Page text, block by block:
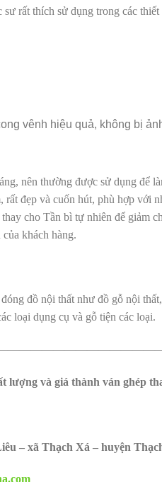
sư rất thích sử dụng trong các
vênh hiệu quả, không bị
nên thường được sử dụng để
đẹp và cuốn hút, phù hợp với
cho Tần bì tự nhiên để giảm
khách hàng.
đồ nội thất như đồ gỗ nội
loại dụng cụ và gỗ tiện các loại.
lượng và giá thành ván ghép
– xã Thạch Xá – huyện